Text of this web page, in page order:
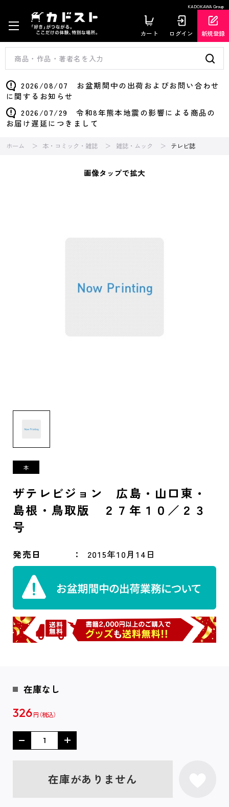
KADOKAWA Group
カート ログイン 新規登録
2026/08/07 お盆期間中の出荷およびお問い合わせ
に関するお知らせ
2026/07/29 令和8年熊本地震の影響による商品の
お届け遅延につきまして
ホーム 本・コミック・雑誌 雑誌・ムック テレビ誌
画像タップで拡大
ザテレビジョン 広島・山口東・
島根・鳥取版 ２７年１０／２３
号
発売日 2015年10月14日
在庫なし
326 円
在庫がありません